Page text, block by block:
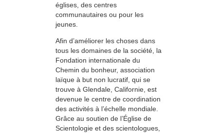
églises, des centres
communautaires ou pour les
jeunes.
Afin d’améliorer les choses dans
tous les domaines de la société, la
Fondation internationale du
Chemin du bonheur, association
laïque à but non lucratif, qui se
trouve à Glendale, Californie, est
devenue le centre de coordination
des activités à l’échelle mondiale.
Grâce au soutien de l’Église de
Scientologie et des scientologues,